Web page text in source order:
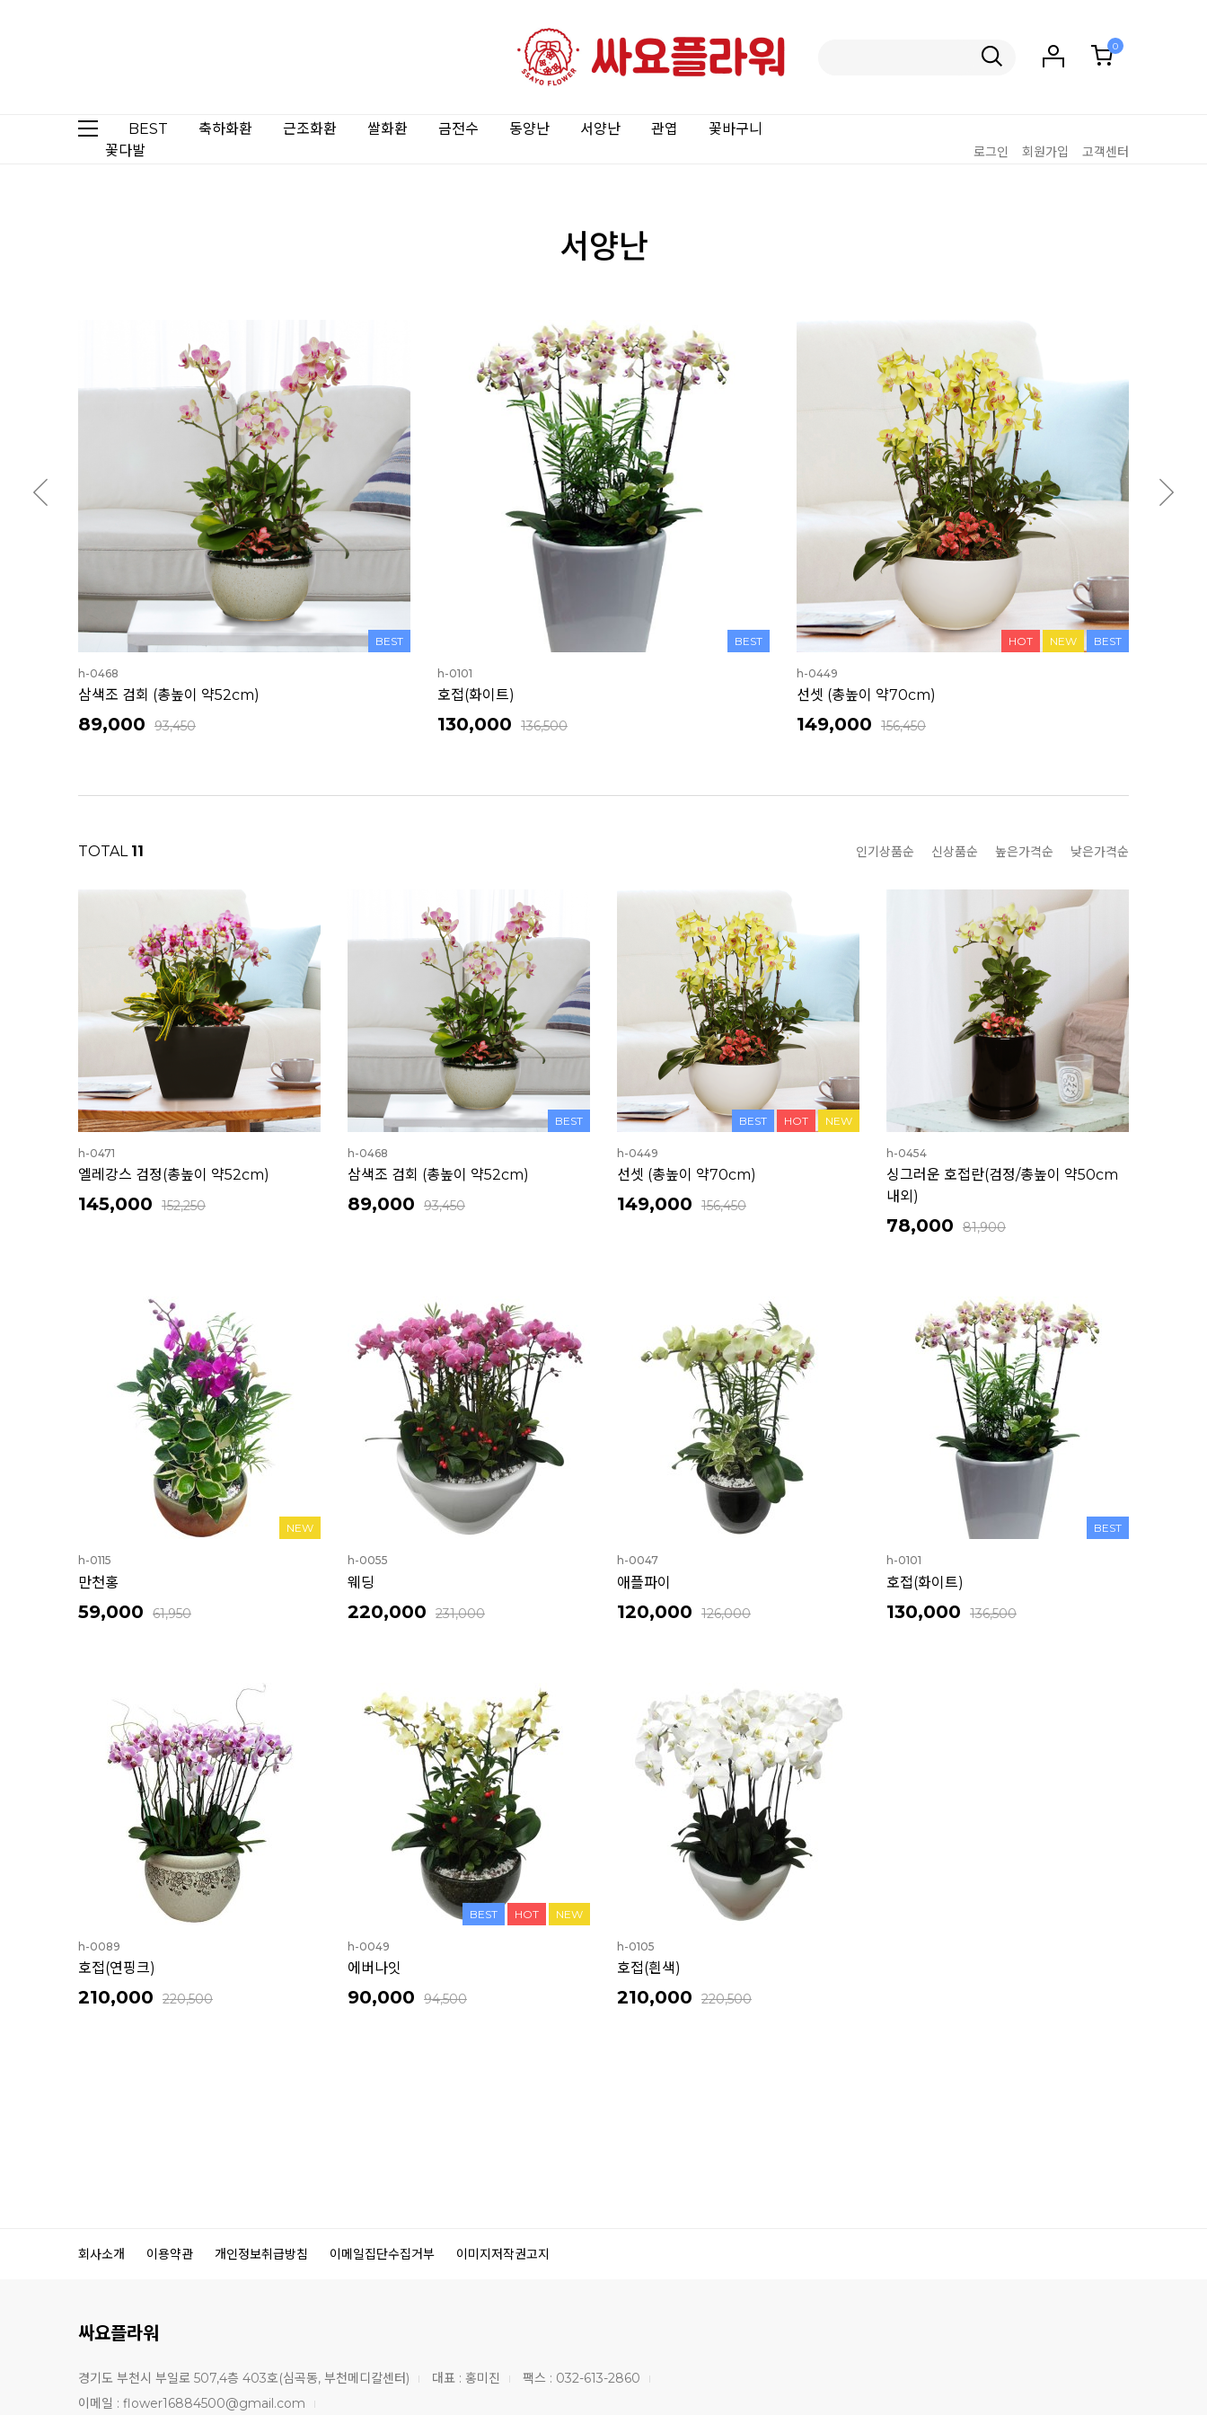
0
BEST 축하화환 근조화환 쌀화환 금전수 동양난 서양난 관엽
꽃바구니
꽃다발
로그인 회원가입 고객센터
서양난
BEST
h-0468
삼색조 검회 (총높이 약52cm)
89,000 93,450
BEST
h-0101
호접(화이트)
130,000 136,500
HOT NEW BEST
h-0449
선셋 (총높이 약70cm)
149,000 156,450
TOTAL 11 인기상품순 신상품순 높은가격순 낮은가격순
h-0471
엘레강스 검정(총높이 약52cm)
145,000 152,250
BEST
h-0468
삼색조 검회 (총높이 약52cm)
89,000 93,450
BEST HOT NEW
h-0449
선셋 (총높이 약70cm)
149,000 156,450
h-0454
싱그러운 호접란(검정/총높이 약50cm
내외)
78,000 81,900
NEW
h-0115
만천홍
59,000 61,950
h-0055
웨딩
220,000 231,000
h-0047
애플파이
120,000 126,000
BEST
h-0101
호접(화이트)
130,000 136,500
h-0089
호접(연핑크)
210,000 220,500
BEST HOT NEW
h-0049
에버나잇
90,000 94,500
h-0105
호접(흰색)
210,000 220,500
회사소개 이용약관 개인정보취급방침 이메일집단수집거부 이미지저작권고지
싸요플라워
경기도 부천시 부일로 507,4층 403호(심곡동, 부천메디칼센터) 대표 : 홍미진 팩스 : 032-613-2860
이메일 : flower16884500@gmail.com